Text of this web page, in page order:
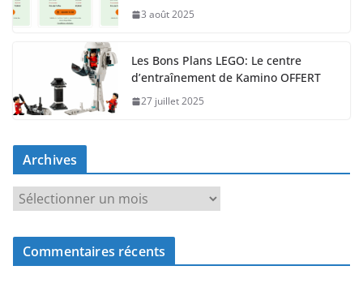
3 août 2025
Les Bons Plans LEGO: Le centre
d’entraînement de Kamino OFFERT
27 juillet 2025
Archives
r
c
Commentaires récents